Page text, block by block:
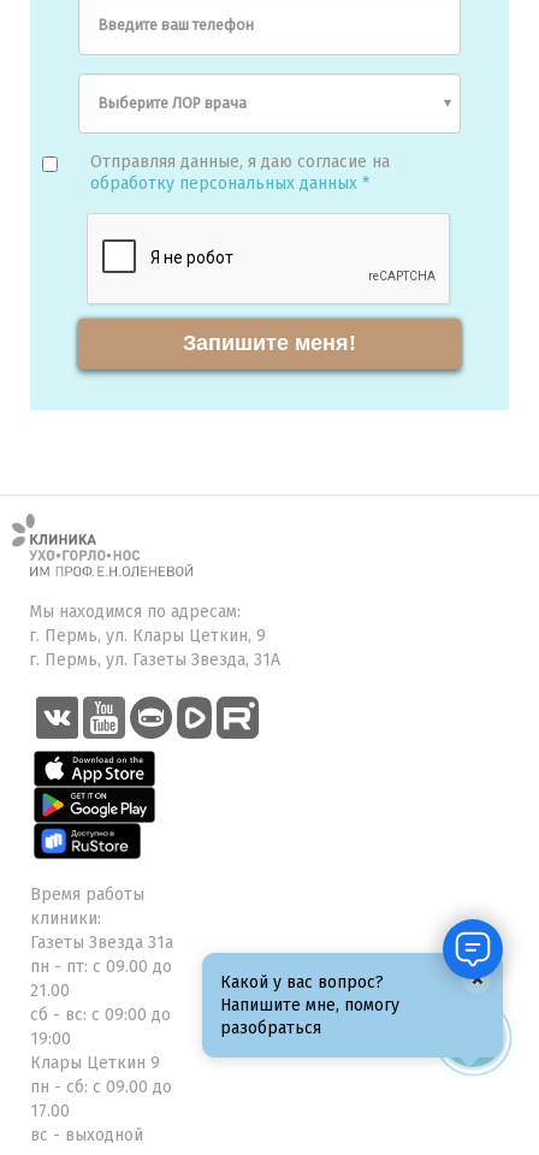
Введите ваш телефон
Отправляя данные, я даю согласие на
обработку персональных данных *
Запишите меня!
Мы находимся по адресам:
г. Пермь, ул. Клары Цеткин, 9
г. Пермь, ул. Газеты Звезда, 31А
Время работы
клиники:
Газеты Звезда 31а
пн - пт: с 09.00 до
21.00
сб - вс: с 09:00 до
19:00
Клары Цеткин 9
пн - сб: с 09.00 до
17.00
вс - выходной
Какой у вас вопрос?
Напишите мне, помогу
разобраться
×